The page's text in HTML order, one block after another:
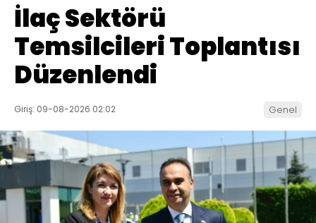
İlaç Sektörü
Temsilcileri Toplantısı
Düzenlendi
Giriş: 09-08-2026 02:02 Genel